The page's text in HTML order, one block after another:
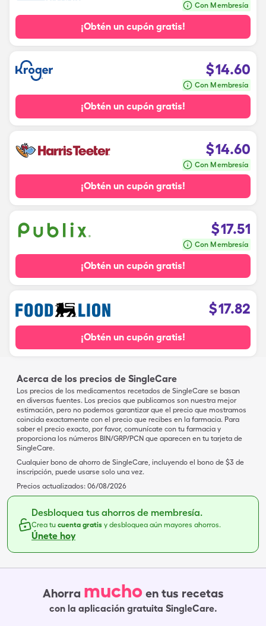
Con Membresía
¡Obtén un cupón gratis!
$14.60
Con Membresía
¡Obtén un cupón gratis!
$14.60
Con Membresía
¡Obtén un cupón gratis!
$17.51
Con Membresía
¡Obtén un cupón gratis!
$17.82
¡Obtén un cupón gratis!
Acerca de los precios de SingleCare
Los precios de los medicamentos recetados de SingleCare se basan
en diversas fuentes. Los precios que publicamos son nuestra mejor
estimación, pero no podemos garantizar que el precio que mostramos
coincida exactamente con el precio que recibes en la farmacia. Para
saber el precio exacto, por favor, comunícate con tu farmacia y
proporciona los números BIN/GRP/PCN que aparecen en tu tarjeta de
SingleCare.
Cualquier bono de ahorro de SingleCare, incluyendo el bono de $3 de
inscripción, puede usarse solo una vez.
Precios actualizados: 06/08/2026
Desbloquea tus ahorros de membresía.
Crea tu cuenta gratis y desbloquea aún mayores ahorros.
Únete hoy
Ahorra mucho en tus recetas
con la aplicación gratuita SingleCare.